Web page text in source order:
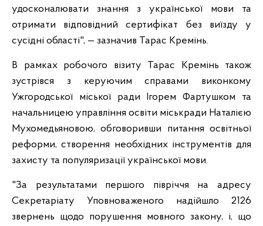
удосконалювати знання з української мови та
отримати відповідний сертифікат без виїзду у
сусідні області", — зазначив Тарас Кремінь.
В рамках робочого візиту Тарас Кремінь також
зустрівся з керуючим справами виконкому
Ужгородської міської ради Ігорем Фартушком та
начальницею управління освіти міськради Наталією
Мухомедьяновою, обговоривши питання освітньої
реформи, створення необхідних інструментів для
захисту та популяризації української мови.
"За результатами першого півріччя на адресу
Секретаріату Уповноваженого надійшло 2126
звернень щодо порушення мовного закону, і, що